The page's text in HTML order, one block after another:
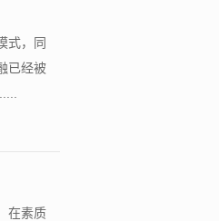
式，同
已经被
在素质